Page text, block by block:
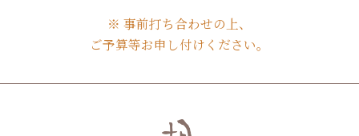
※ 事前打ち合わせの上、
ご予算等お申し付けください。